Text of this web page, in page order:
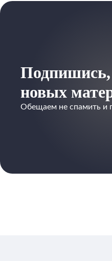
Подпишись,
новых
Обещаем не спамить и